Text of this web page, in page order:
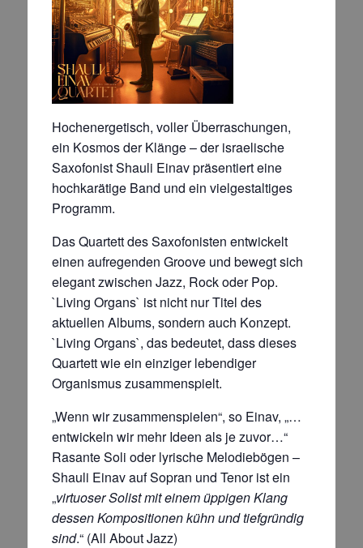
Hochenergetisch, voller Überraschungen,
ein Kosmos der Klänge – der israelische
Saxofonist Shauli Einav präsentiert eine
hochkarätige Band und ein vielgestaltiges
Programm.
Das Quartett des Saxofonisten entwickelt
einen aufregenden Groove und bewegt sich
elegant zwischen Jazz, Rock oder Pop.
`Living Organs` ist nicht nur Titel des
aktuellen Albums, sondern auch Konzept.
`Living Organs`, das bedeutet, dass dieses
Quartett wie ein einziger lebendiger
Organismus zusammenspielt.
„Wenn wir zusammenspielen“, so Einav, „…
entwickeln wir mehr Ideen als je zuvor…“
Rasante Soli oder lyrische Melodiebögen –
Shauli Einav auf Sopran und Tenor ist ein
„virtuoser Solist mit einem üppigen Klang
dessen Kompositionen kühn und tiefgründig
sind.“ (All About Jazz)